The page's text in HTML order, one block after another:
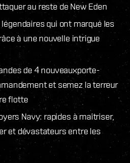
au reste de New Eden
qui ont marqué les
à une nouvelle intrigue
de 4 nouveauxporte-
et semez la terreur
flotte
Navy: rapides à maîtriser,
et dévastateurs entre les